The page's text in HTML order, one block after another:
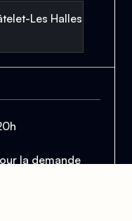
Les Halles
la demande